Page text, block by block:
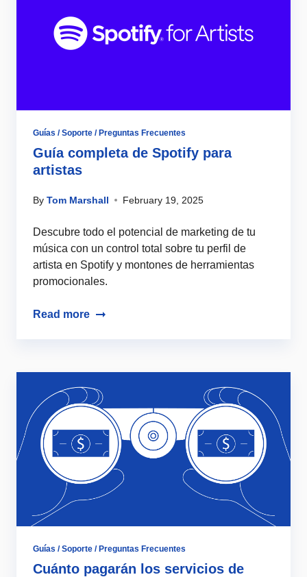
Guías / Soporte / Preguntas Frecuentes
Guía completa de Spotify para
artistas
By Tom Marshall February 19, 2025
Descubre todo el potencial de marketing de tu
música con un control total sobre tu perfil de
artista en Spotify y montones de herramientas
promocionales.
Read more
Guías / Soporte / Preguntas Frecuentes
Cuánto pagarán los servicios de